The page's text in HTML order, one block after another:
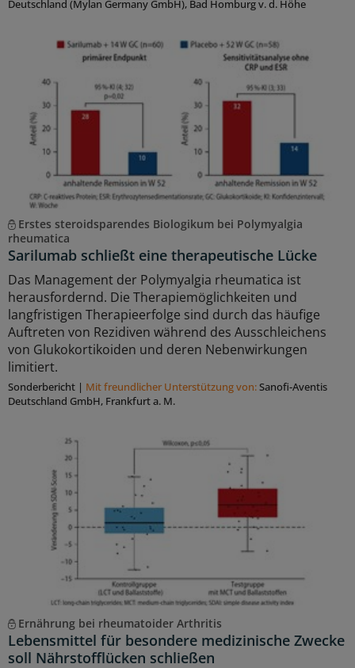
Deutschland (Mylan Germany GmbH), Bad Homburg v. d. Höhe
Erstes steroidsparendes Biologikum bei Polymyalgia
rheumatica
Sarilumab schließt eine therapeutische Lücke
Das Management der Polymyalgia rheumatica ist
herausfordernd. Die Therapiemöglichkeiten und
langfristigen Therapieerfolge sind durch das häufige
Auftreten von Rezidiven während des Ausschleichens
von Glukokortikoiden und deren Nebenwirkungen
limitiert.
Sonderbericht | Mit freundlicher Unterstützung von:Sanofi-Aventis
Deutschland GmbH, Frankfurt a. M.
Ernährung bei rheumatoider Arthritis
Lebensmittel für besondere medizinische Zwecke
soll Nährstofflücken schließen